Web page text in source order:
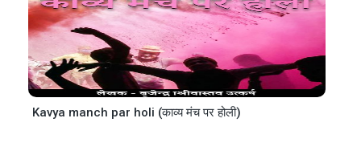
Kavya manch par holi (काव्य मंच पर होली)